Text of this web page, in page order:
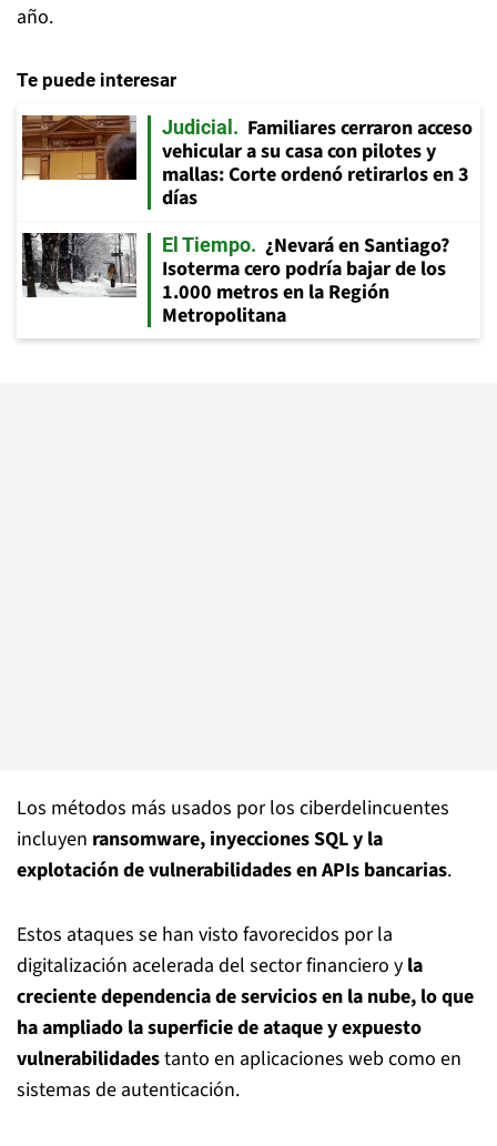
año.
Te puede interesar
Judicial
Familiares cerraron acceso
vehicular a su casa con pilotes y
mallas: Corte ordenó retirarlos en 3
días
El Tiempo
¿Nevará en Santiago?
Isoterma cero podría bajar de los
1.000 metros en la Región
Metropolitana
Los métodos más usados por los ciberdelincuentes
incluyen ransomware, inyecciones SQL y la
explotación de vulnerabilidades en APIs bancarias.
Estos ataques se han visto favorecidos por la
digitalización acelerada del sector financiero y la
creciente dependencia de servicios en la nube, lo que
ha ampliado la superficie de ataque y expuesto
vulnerabilidadestanto en aplicaciones web como en
sistemas de autenticación.